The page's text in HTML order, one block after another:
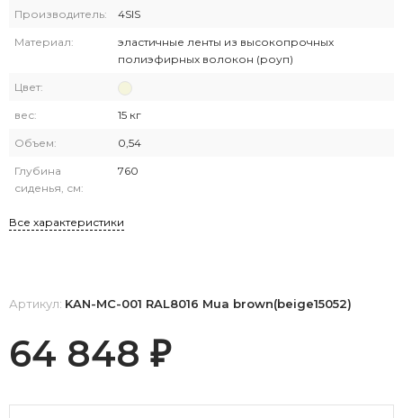
Производитель: 4SIS
Материал:
эластичные ленты из высокопрочных
полиэфирных волокон (роуп)
Цвет:
вес: 15 кг
Объем: 0,54
Глубина
сиденья, см:
760
Все характеристики
Артикул: KAN-MС-001 RAL8016 Mua brown(beige15052)
64 848 ₽